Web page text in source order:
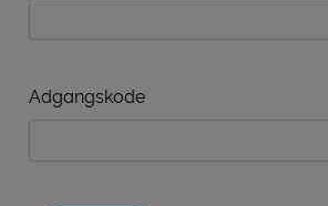
Adgangskode